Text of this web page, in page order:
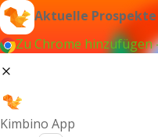
Aktuelle
Zu Chrome hinzufügen
Kimbino App